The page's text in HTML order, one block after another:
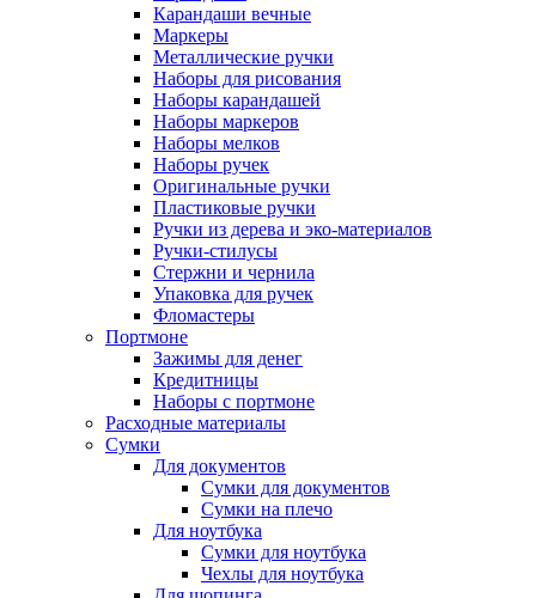
Карандаши вечные
Маркеры
Металлические ручки
Наборы для рисования
Наборы карандашей
Наборы маркеров
Наборы мелков
Наборы ручек
Оригинальные ручки
Пластиковые ручки
Ручки из дерева и эко-материалов
Ручки-стилусы
Стержни и чернила
Упаковка для ручек
Фломастеры
Портмоне
Зажимы для денег
Кредитницы
Наборы с портмоне
Расходные материалы
Сумки
Для документов
Сумки для документов
Сумки на плечо
Для ноутбука
Сумки для ноутбука
Чехлы для ноутбука